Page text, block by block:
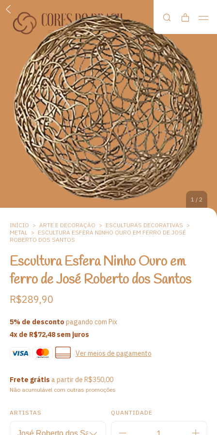
1 / 2
INÍCIO > ARTE E DECORAÇÃO > ESCULTURAS DECORATIVAS >
METAL > ESCULTURA ESFERA NINHO OURO EM FERRO DE JOSÉ
ROBERTO DOS SANTOS
Escultura Esfera Ninho Ouro em
ferro de José Roberto dos Santos
R$289,90
5% de desconto pagando com Pix
4x de R$72,48sem juros
Ver meios de pagamento
Frete grátis a partir de R$350,00
Não acumulável com outras promoções
ARTISTAS QUANTIDADE